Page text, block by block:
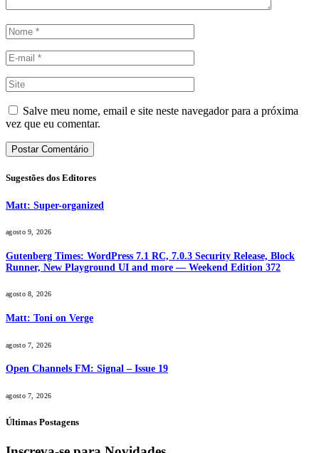
Salve meu nome, email e site neste navegador para a próxima
vez que eu comentar.
Sugestões dos Editores
Matt: Super-organized
agosto 9, 2026
Gutenberg Times: WordPress 7.1 RC, 7.0.3 Security Release, Block
Runner, New Playground UI and more — Weekend Edition 372
agosto 8, 2026
Matt: Toni on Verge
agosto 7, 2026
Open Channels FM: Signal – Issue 19
agosto 7, 2026
Últimas Postagens